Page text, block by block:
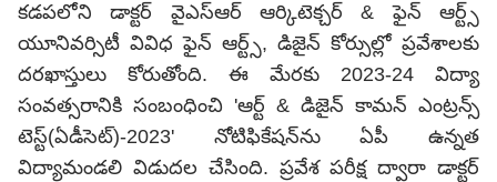
కడపలోని డాక్టర్‌ వైఎస్‌ఆర్‌ ఆర్కిటెక్చర్‌ & ఫైన్‌ ఆర్ట్స్‌
యూనివర్సిటీ వివిధ ఫైన్‌ ఆర్ట్స్, డిజైన్‌ కోర్సుల్లో ప్రవేశాలకు
దరఖాస్తులు కోరుతోంది. ఈ మేరకు 2023-24 విద్యా
సంవత్సరానికి సంబంధించి 'ఆర్ట్‌ & డిజైన్‌ కామన్‌ ఎంట్రన్స్‌
టెస్ట్‌(ఏడీసెట్‌)-2023' నోటిఫికేషన్‌‌ను ఏపీ ఉన్నత
విద్యామండలి విడుదల చేసింది. ప్రవేశ పరీక్ష ద్వారా డాక్టర్‌